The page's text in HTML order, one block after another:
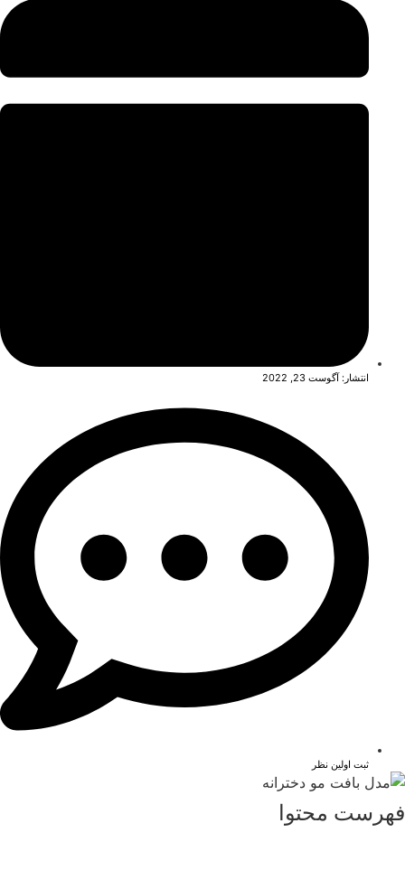
انتشار:آگوست 23, 2022
ثبت اولین نظر
محتوا